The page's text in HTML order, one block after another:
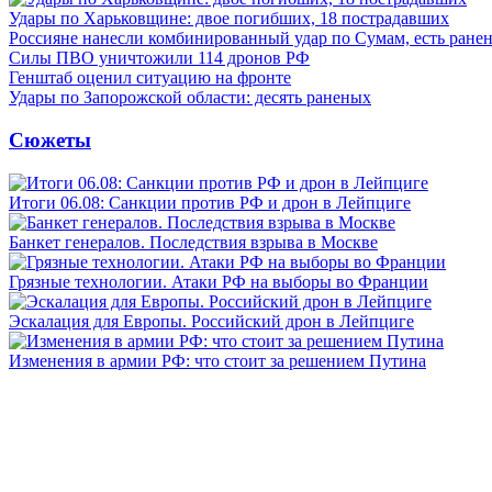
Удары по Харьковщине: двое погибших, 18 пострадавших
Россияне нанесли комбинированный удар по Сумам, есть
Силы ПВО уничтожили 114 дронов РФ
Генштаб оценил ситуацию на фронте
Удары по Запорожской области: десять раненых
Сюжеты
Итоги 06.08: Санкции против РФ и дрон в Лейпциге
Банкет генералов. Последствия взрыва в Москве
Грязные технологии. Атаки РФ на выборы во Франции
Эскалация для Европы. Российский дрон в Лейпциге
Изменения в армии РФ: что стоит за решением Путина